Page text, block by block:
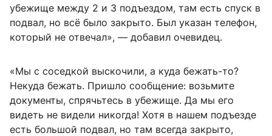
убежище между 2 и 3 подъездом, там есть спуск в
подвал, но всё было закрыто. Был указан телефон,
который не отвечал», — добавил очевидец.
«Мы с соседкой выскочили, а куда бежать-то?
Некуда бежать. Пришло сообщение: возьмите
документы, спрячьтесь в убежище. Да мы его
видеть не видели никогда! Хотя в нашем подъезде
есть большой подвал, но там всегда закрыто,